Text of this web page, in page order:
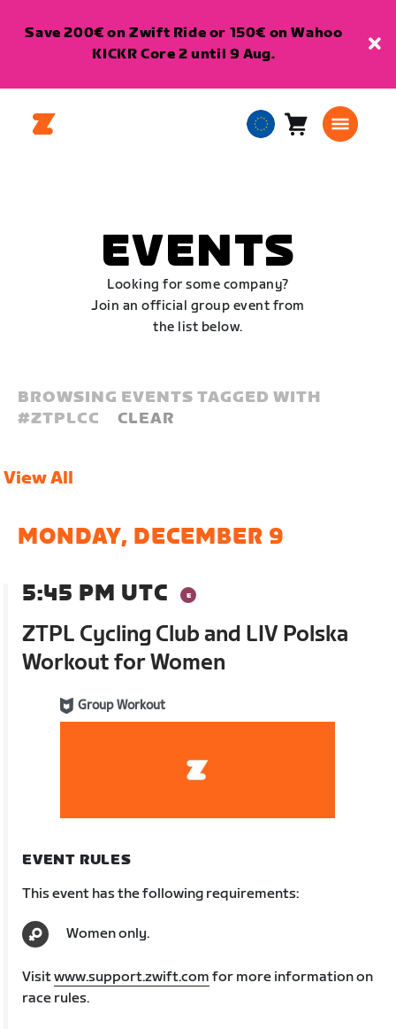
Save 200€ on Zwift Ride or 150€ on Wahoo
KICKR Core 2 until 9 Aug.
EuropeanCart0
EVENTS
Looking for some company?
Join an official group event from
the list below.
BROWSING EVENTS TAGGED WITH
#ZTPLCC CLEAR
View All
MONDAY, DECEMBER 9
5:45 PM UTC
ZTPL Cycling Club and LIV Polska
Workout for Women
Group Workout
EVENT RULES
This event has the following requirements:
Women only.
Visitwww.support.zwift.com for more information on
race rules.